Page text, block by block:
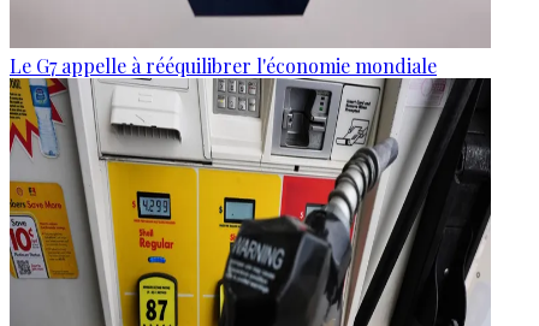
Le G7 appelle à rééquilibrer l'économie mondiale